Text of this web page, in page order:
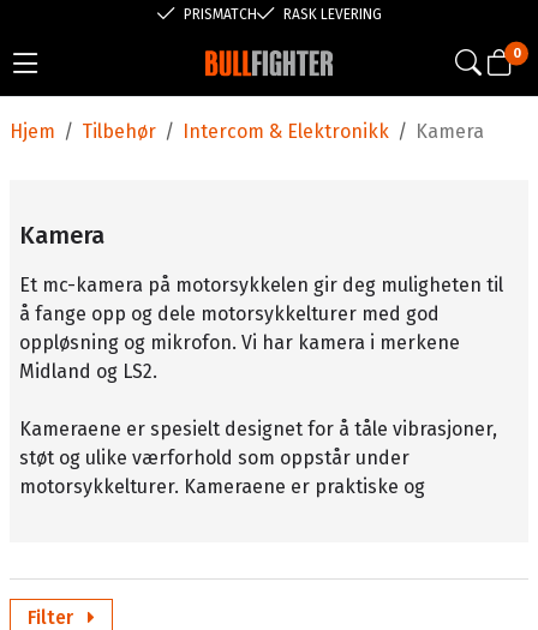
PRISMATCH RASK LEVERING
0
/
Hjem /
Tilbehør /
Intercom & Elektronikk Kamera
Kamera
Et mc-kamera på motorsykkelen gir deg muligheten til
å fange opp og dele motorsykkelturer med god
oppløsning og mikrofon. Vi har kamera i merkene
Midland og LS2.
Kameraene er spesielt designet for å tåle vibrasjoner,
støt og ulike værforhold som oppstår under
motorsykkelturer. Kameraene er praktiske og
Filter